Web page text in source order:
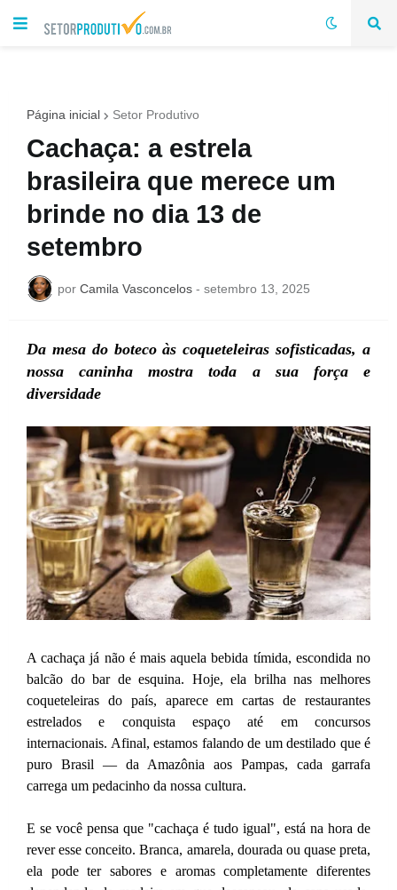
Página inicial Setor Produtivo
Cachaça: a estrela
brasileira que merece um
brinde no dia 13 de
setembro
por Camila Vasconcelos - setembro 13, 2025
Da mesa do boteco às coqueteleiras sofisticadas, a
nossa caninha mostra toda a sua força e
diversidade
A cachaça já não é mais aquela bebida tímida, escondida no
balcão do bar de esquina. Hoje, ela brilha nas melhores
coqueteleiras do país, aparece em cartas de restaurantes
estrelados e conquista espaço até em concursos
internacionais. Afinal, estamos falando de um destilado que é
puro Brasil — da Amazônia aos Pampas, cada garrafa
carrega um pedacinho da nossa cultura.
E se você pensa que "cachaça é tudo igual", está na hora de
rever esse conceito. Branca, amarela, dourada ou quase preta,
ela pode ter sabores e aromas completamente diferentes